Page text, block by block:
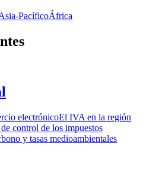
PacíficoÁfrica
electrónicoEl IVA en la región
control de los impuestos
y tasas medioambientales